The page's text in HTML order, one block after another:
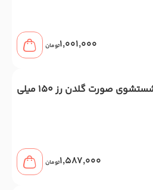
1,001,000تومان
ژل شستشوی صورت گلدن رز 150 میلی
1,587,000تومان